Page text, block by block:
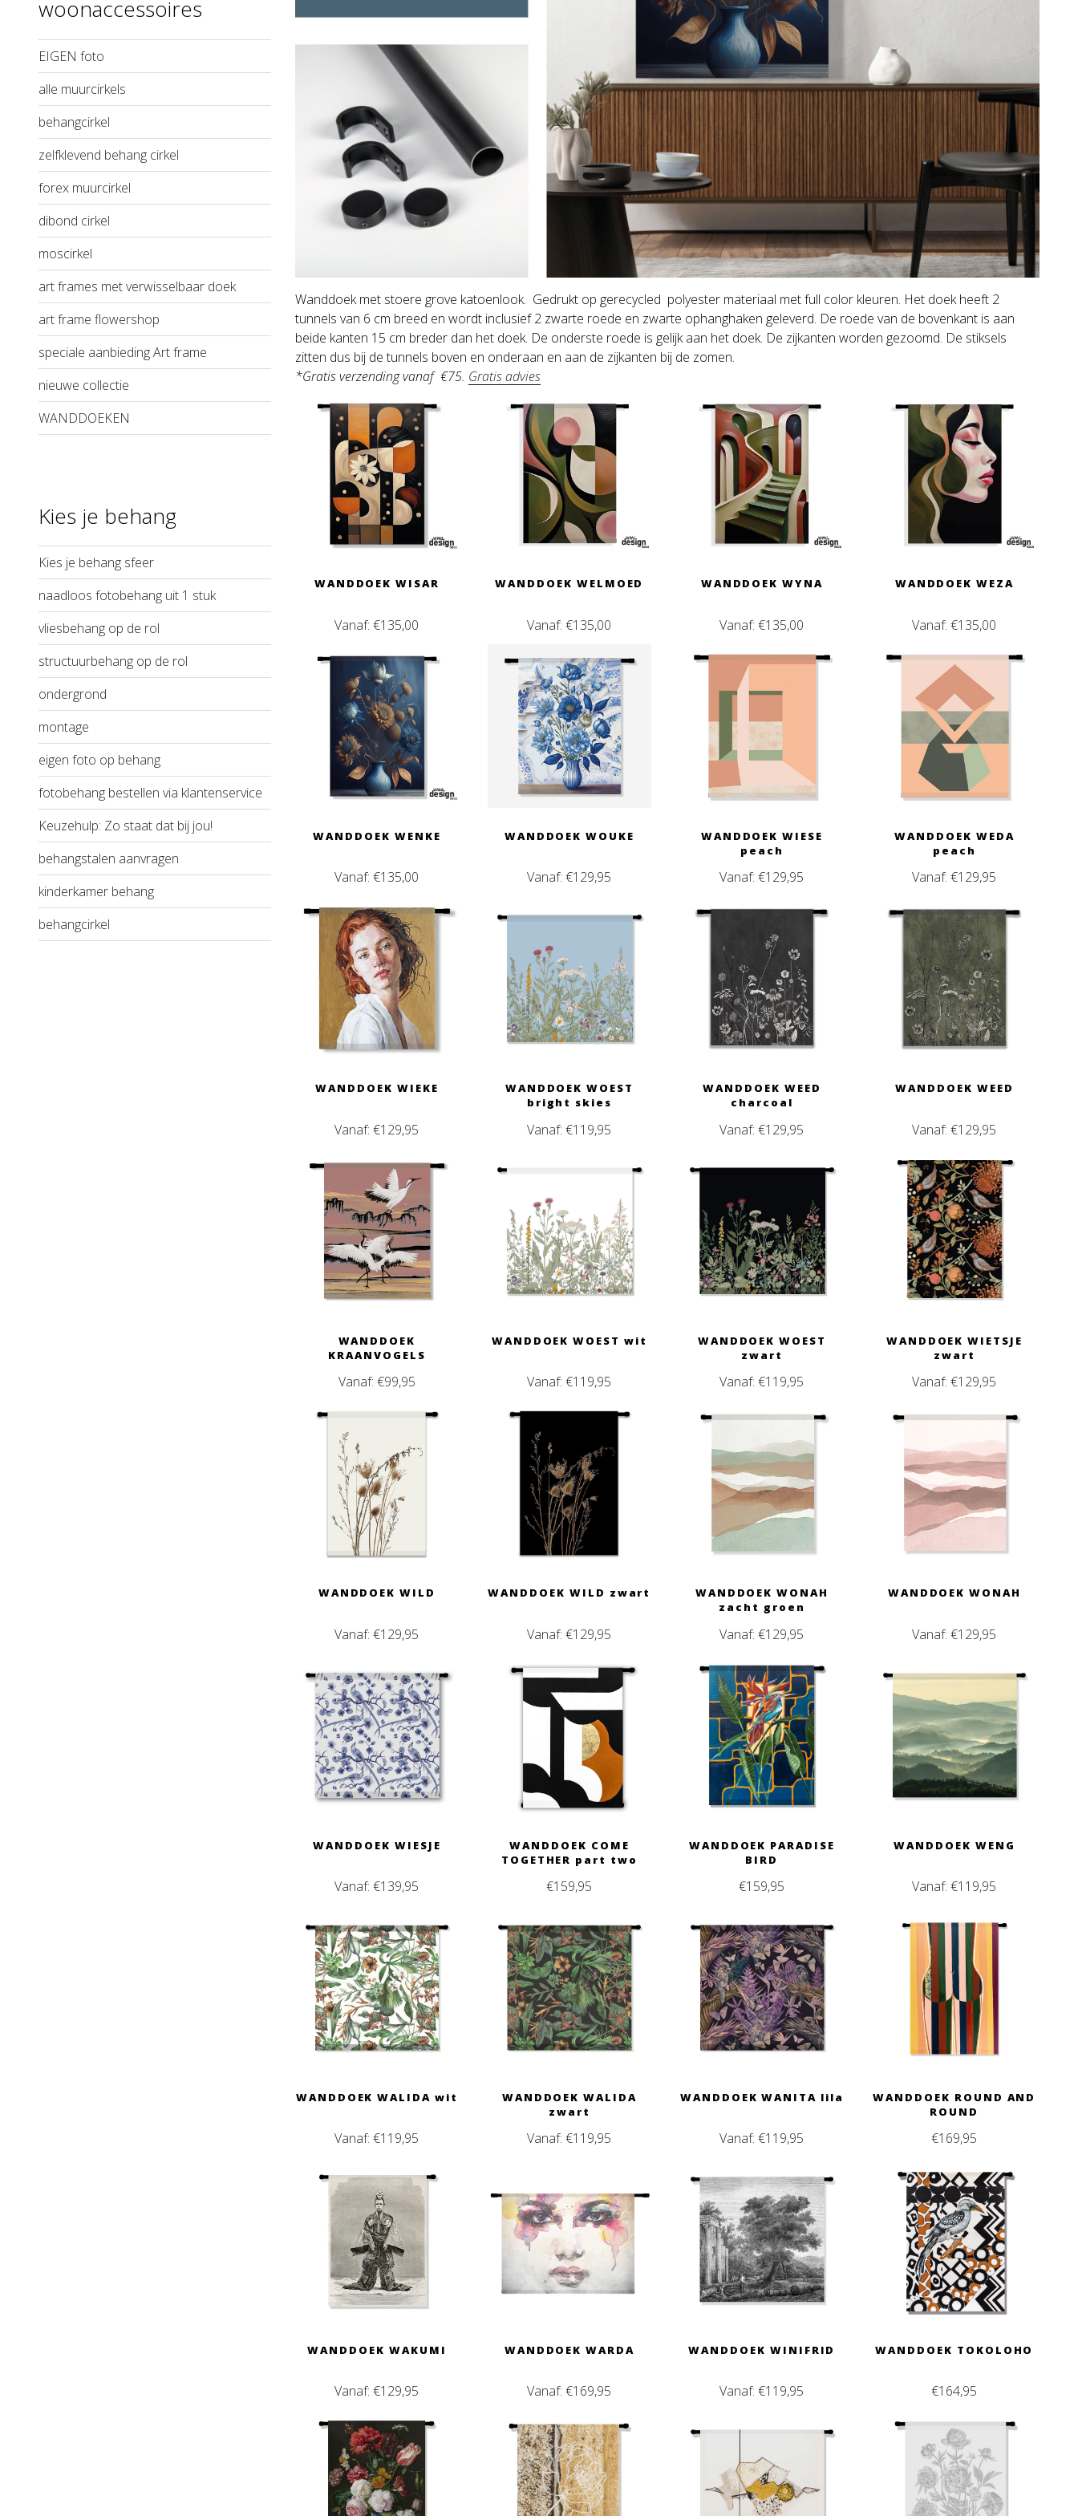
woonaccessoires
EIGEN foto
alle muurcirkels
behangcirkel
zelfklevend behang cirkel
forex muurcirkel
dibond cirkel
moscirkel
art frames met verwisselbaar doek
art frame flowershop
speciale aanbieding Art frame
nieuwe collectie
WANDDOEKEN
Kies je behang
Kies je behang sfeer
naadloos fotobehang uit 1 stuk
vliesbehang op de rol
structuurbehang op de rol
ondergrond
montage
eigen foto op behang
fotobehang bestellen via klantenservice
Keuzehulp: Zo staat dat bij jou!
behangstalen aanvragen
kinderkamer behang
behangcirkel
Wanddoek met stoere grove katoenlook. Gedrukt op gerecycled polyester materiaal met full color kleuren. Het doek heeft 2
tunnels van 6 cm breed en wordt inclusief 2 zwarte roede en zwarte ophanghaken geleverd. De roede van de bovenkant is aan
beide kanten 15 cm breder dan het doek. De onderste roede is gelijk aan het doek. De zijkanten worden gezoomd. De stiksels
zitten dus bij de tunnels boven en onderaan en aan de zijkanten bij de zomen.
*Gratis verzending vanaf €75. Gratis advies
WANDDOEK WISAR
Vanaf:€135,00
WANDDOEK WELMOED
Vanaf:€135,00
WANDDOEK WYNA
Vanaf:€135,00
WANDDOEK WEZA
Vanaf:€135,00
WANDDOEK WENKE
Vanaf:€135,00
WANDDOEK WOUKE
Vanaf:€129,95
WANDDOEK WIESE
peach
Vanaf:€129,95
WANDDOEK WEDA
peach
Vanaf:€129,95
WANDDOEK WIEKE
Vanaf:€129,95
WANDDOEK WOEST
bright skies
Vanaf:€119,95
WANDDOEK WEED
charcoal
Vanaf:€129,95
WANDDOEK WEED
Vanaf:€129,95
WANDDOEK
KRAANVOGELS
Vanaf: €99,95
WANDDOEK WOEST wit
Vanaf:€119,95
WANDDOEK WOEST
zwart
Vanaf:€119,95
WANDDOEK WIETSJE
zwart
Vanaf:€129,95
WANDDOEK WILD
Vanaf:€129,95
WANDDOEK WILD zwart
Vanaf:€129,95
WANDDOEK WONAH
zacht groen
Vanaf:€129,95
WANDDOEK WONAH
Vanaf:€129,95
WANDDOEK WIESJE
Vanaf:€139,95
WANDDOEK COME
TOGETHER part two
€159,95
WANDDOEK PARADISE
BIRD
€159,95
WANDDOEK WENG
Vanaf:€119,95
WANDDOEK WALIDA wit
Vanaf:€119,95
WANDDOEK WALIDA
zwart
Vanaf:€119,95
WANDDOEK WANITA lila
Vanaf:€119,95
WANDDOEK ROUND AND
ROUND
€169,95
WANDDOEK WAKUMI
Vanaf:€129,95
WANDDOEK WARDA
Vanaf:€169,95
WANDDOEK WINIFRID
Vanaf:€119,95
WANDDOEK TOKOLOHO
€164,95